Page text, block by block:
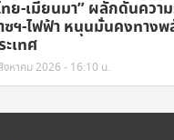
ทย-เมียนมา” ผลักดันควา
ซฯ-ไฟฟ้า หนุนมั่นคงทางพ
ะเทศ
งหาคม 2026 - 16:10 น.